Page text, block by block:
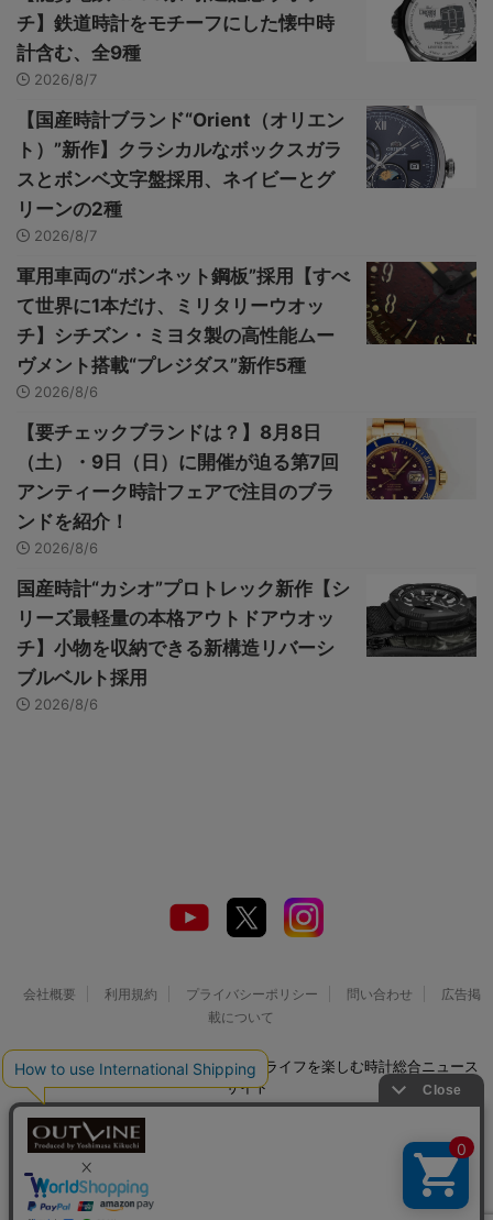
チ】鉄道時計をモチーフにした懐中時
計含む、全9種
2026/8/7
【国産時計ブランド“Orient（オリエン
ト）”新作】クラシカルなボックスガラ
スとボンベ文字盤採用、ネイビーとグ
リーンの2種
2026/8/7
軍用車両の“ボンネット鋼板”採用【すべ
て世界に1本だけ、ミリタリーウオッ
チ】シチズン・ミヨタ製の高性能ムー
ヴメント搭載“プレジダス”新作5種
2026/8/6
【要チェックブランドは？】8月8日
（土）・9日（日）に開催が迫る第7回
アンティーク時計フェアで注目のブラ
ンドを紹介！
2026/8/6
国産時計“カシオ”プロトレック新作【シ
リーズ最軽量の本格アウトドアウオッ
チ】小物を収納できる新構造リバーシ
ブルベルト採用
2026/8/6
会社概要 利用規約 プライバシーポリシー 問い合わせ
広告掲
載について
© 2026 Watch LIFE NEWS｜ウオッチライフを楽しむ時計総合ニュース
サイト